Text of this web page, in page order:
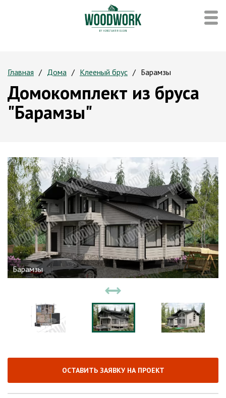
Главная Дома Клееный брус Барамзы
Домокомплект из бруса
"Барамзы"
Барамзы
ОСТАВИТЬ ЗАЯВКУ НА ПРОЕКТ